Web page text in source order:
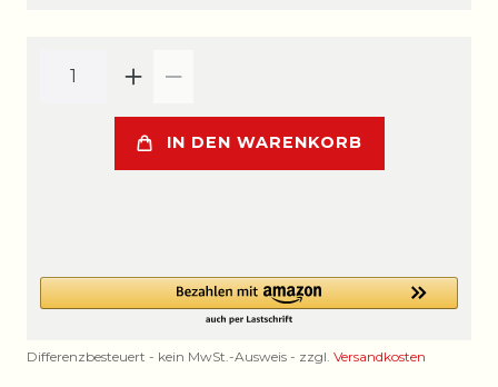
IN DEN WARENKORB
Differenzbesteuert - kein MwSt.-Ausweis - zzgl. Versandkosten